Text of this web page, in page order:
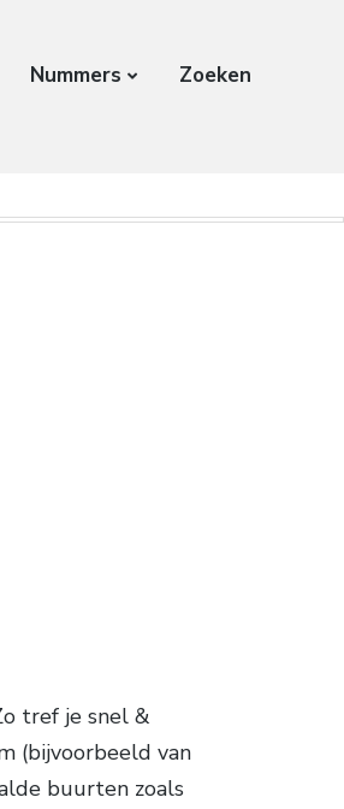
Nummers Zoeken
tref je snel &
(bijvoorbeeld van
buurten zoals